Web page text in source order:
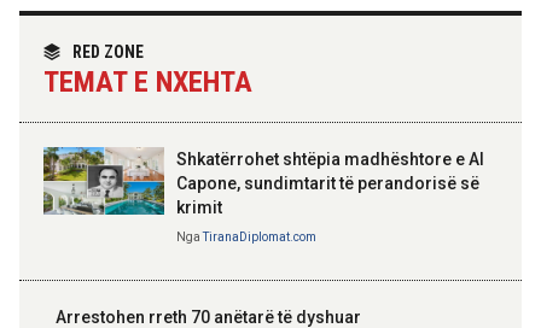
partneritetit strategjik
RED ZONE
TEMAT E NXEHTA
Shkatërrohet shtëpia madhështore e Al
Capone, sundimtarit të perandorisë së
krimit
NgaTiranaDiplomat.com
Arrestohen rreth 70 anëtarë të dyshuar